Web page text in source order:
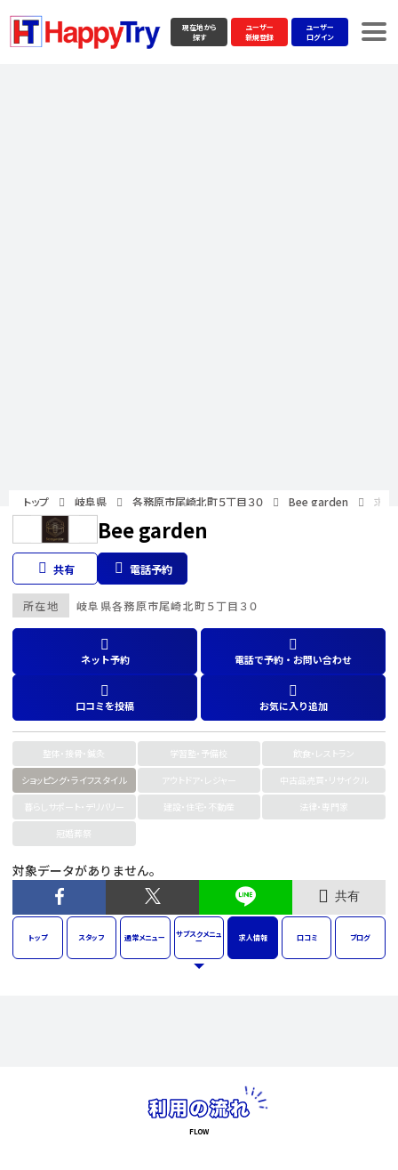
現在地から
探す
ユーザー
新規登録
ユーザー
ログイン
トップ 岐阜県 各務原市尾崎北町５丁目３０ Bee garden 求人
Bee garden
共有 電話予約
所在地 岐阜県各務原市尾崎北町５丁目３０
ネット予約 電話で予約・お問い合わせ
口コミを投稿 お気に入り追加
整体・接骨・鍼灸 学習塾・予備校
飲食・レストラン
ショッピング・ライフスタイル
アウトドア・レジャー
中古品売買・リサイクル
暮らしサポート・デリバリー
建設・住宅・不動産
法律・専門家
冠婚葬祭
対象データがありません。
共有
トップ スタッフ 通常メニュー サブスクメニュ
ー 求人情報 口コミ ブログ